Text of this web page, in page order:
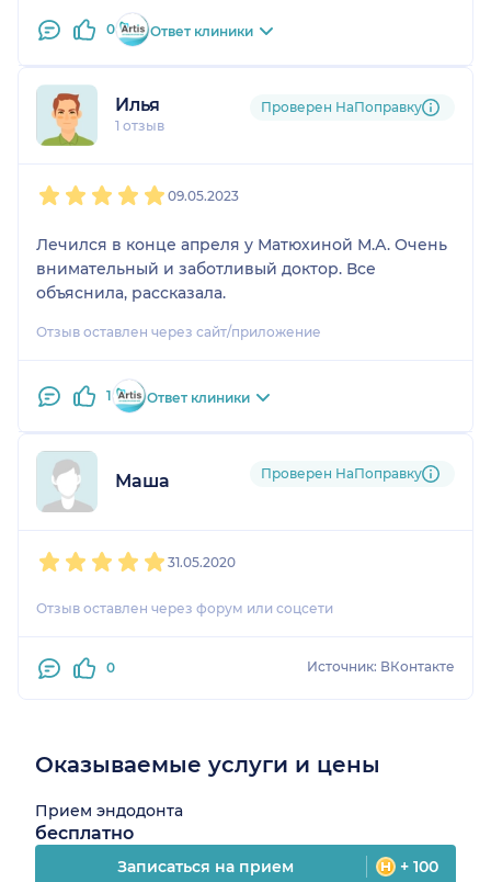
0 Ответ клиники
Илья
1 отзыв
Проверен НаПоправку
09.05.2023
Лечился в конце апреля у Матюхиной М.А. Очень
внимательный и заботливый доктор. Все
объяснила, рассказала.
Отзыв оставлен через сайт/приложение
1 Ответ клиники
Маша Проверен НаПоправку
31.05.2020
Отзыв оставлен через форум или соцсети
0 Источник: ВКонтакте
Оказываемые услуги и цены
Прием эндодонта
бесплатно
Записаться на прием + 100